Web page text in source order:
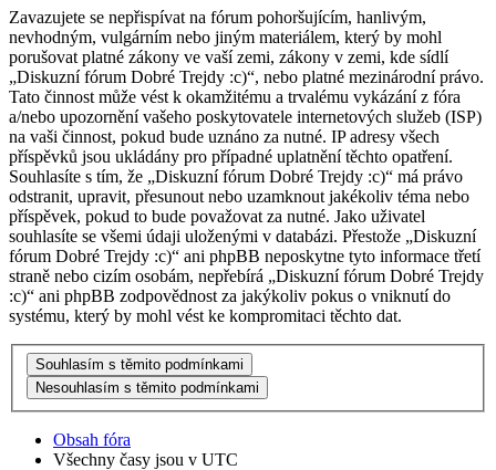
Zavazujete se nepřispívat na fórum pohoršujícím, hanlivým,
nevhodným, vulgárním nebo jiným materiálem, který by mohl
porušovat platné zákony ve vaší zemi, zákony v zemi, kde sídlí
„Diskuzní fórum Dobré Trejdy :c)“, nebo platné mezinárodní právo.
Tato činnost může vést k okamžitému a trvalému vykázání z fóra
a/nebo upozornění vašeho poskytovatele internetových služeb (ISP)
na vaši činnost, pokud bude uznáno za nutné. IP adresy všech
příspěvků jsou ukládány pro případné uplatnění těchto opatření.
Souhlasíte s tím, že „Diskuzní fórum Dobré Trejdy :c)“ má právo
odstranit, upravit, přesunout nebo uzamknout jakékoliv téma nebo
příspěvek, pokud to bude považovat za nutné. Jako uživatel
souhlasíte se všemi údaji uloženými v databázi. Přestože „Diskuzní
fórum Dobré Trejdy :c)“ ani phpBB neposkytne tyto informace třetí
straně nebo cizím osobám, nepřebírá „Diskuzní fórum Dobré Trejdy
:c)“ ani phpBB zodpovědnost za jakýkoliv pokus o vniknutí do
systému, který by mohl vést ke kompromitaci těchto dat.
Obsah fóra
Všechny časy jsou v UTC